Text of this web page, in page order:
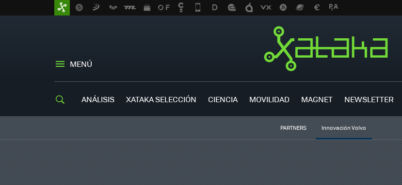
MENÚ
ANÁLISIS XATAKA SELECCIÓN CIENCIA MOVILIDAD MAGNET NEWSLETTER
PARTNERS Innovación Volvo